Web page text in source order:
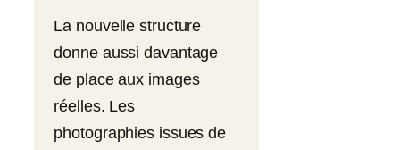
La nouvelle structure
donne aussi davantage
de place aux images
réelles. Les
photographies issues de